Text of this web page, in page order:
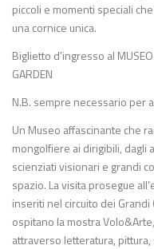
piccoli e momenti speciali
una cornice unica.
Biglietto d’ingresso al
GARDEN
N.B. sempre necessario per
Un Museo affascinante che
mongolfiere ai dirigibili, dagli
scienziati visionari e grandi
spazio. La visita prosegue
inseriti nel circuito dei
ospitano la mostra
attraverso letteratura, pittura,